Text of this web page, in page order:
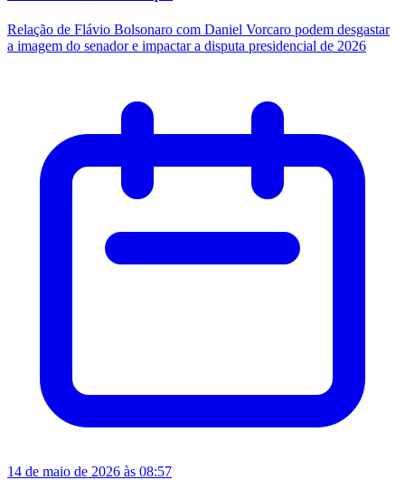
Relação de Flávio Bolsonaro com Daniel Vorcaro podem desgastar
a imagem do senador e impactar a disputa presidencial de 2026
14 de maio de 2026 às 08:57